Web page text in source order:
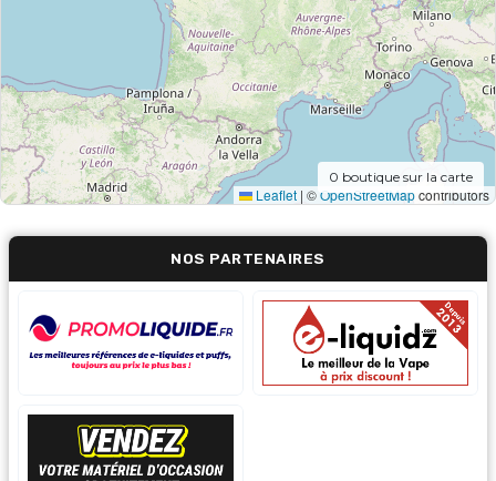
Leaflet | ©OpenStreetMapcontributors
0 boutique sur la carte
NOS PARTENAIRES